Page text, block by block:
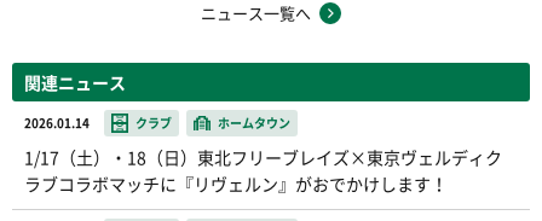
ニュース一覧へ
関連ニュース
2026.01.14 クラブ ホームタウン
1/17（土）・18（日）東北フリーブレイズ×東京ヴェルディク
ラブコラボマッチに『リヴェルン』がおでかけします！